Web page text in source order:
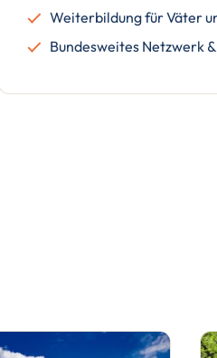
Weiterbildung für Väter
Bundesweites Netzwerk